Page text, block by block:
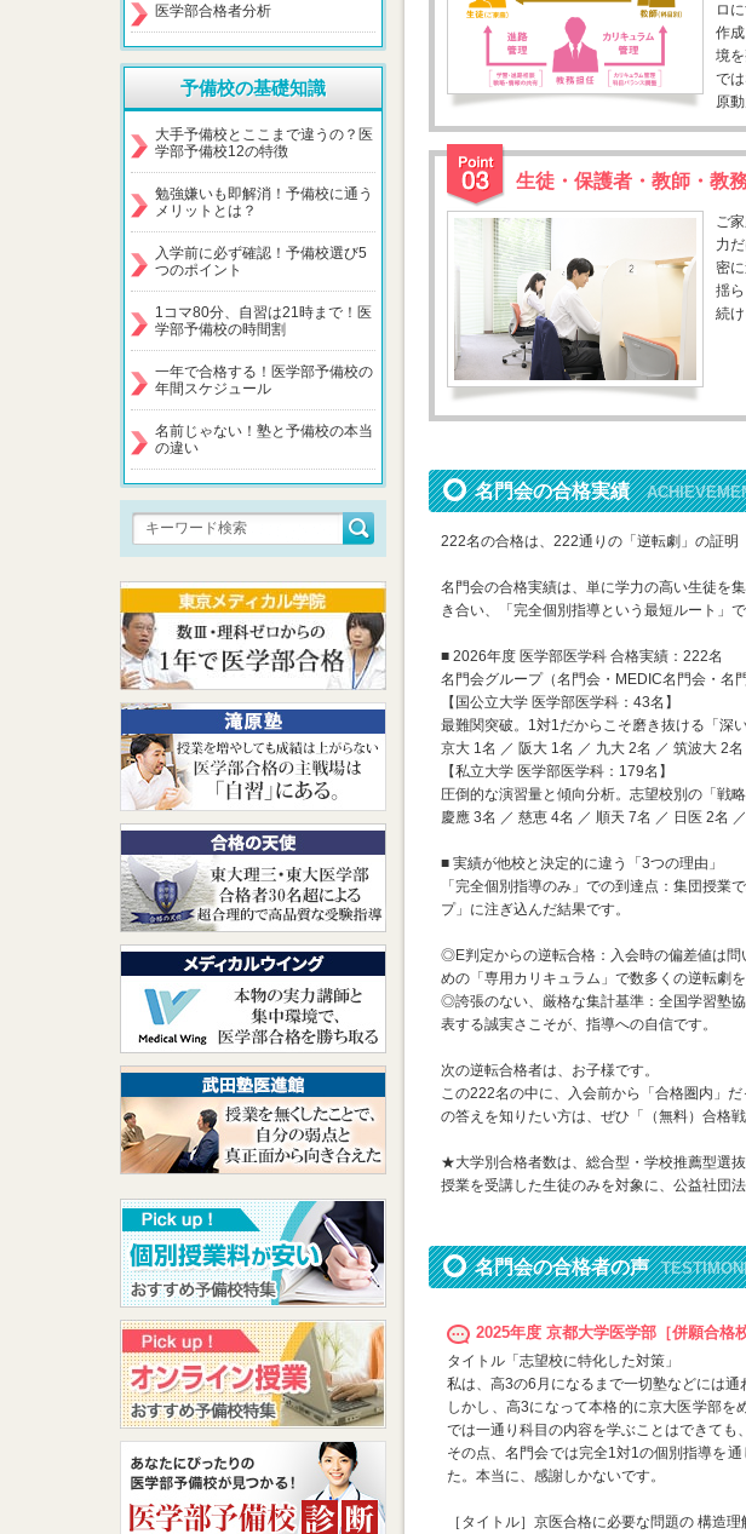
ロ
作
境
で
原動
生徒・保護者・教師・教
ご
力
密
揺
続
名門会の合格実績
222名の合格は、222通りの「逆転劇」の証明
名門会の合格実績は、単に学力の高い生徒を
き合い、「完全個別指導という最短ルート」
■ 2026年度 医学部医学科 合格実績：222名
名門会グループ（名門会・MEDIC名門会・名
【国公立大学 医学部医学科：43名】
最難関突破。1対1だからこそ磨き抜ける「深
京大 1名 ／ 阪大 1名 ／ 九大 2名 ／ 筑波大 2
【私立大学 医学部医学科：179名】
圧倒的な演習量と傾向分析。志望校別の「戦
慶應 3名 ／ 慈恵 4名 ／ 順天 7名 ／ 日医 2名
■ 実績が他校と決定的に違う「3つの理由」
「完全個別指導のみ」での到達点：集団授業
プ」に注ぎ込んだ結果です。
◎E判定からの逆転合格：入会時の偏差値は
めの「専用カリキュラム」で数多くの逆転劇を
◎誇張のない、厳格な集計基準：全国学習塾
表する誠実さこそが、指導への自信です。
次の逆転合格者は、お子様です。
この222名の中に、入会前から「合格圏内」
の答えを知りたい方は、ぜひ「（無料）合格
★大学別合格者数は、総合型・学校推薦型選
授業を受講した生徒のみを対象に、公益社団
名門会の合格者の声
2025年度 京都大学医学部［併願合格
タイトル「志望校に特化した対策」
私は、高3の6月になるまで一切塾などには通
しかし、高3になって本格的に京大医学部
では一通り科目の内容を学ぶことはできても
その点、名門会では完全1対1の個別指導を
た。本当に、感謝しかないです。
［タイトル］京医合格に必要な問題の 構造理
医学部合格者分析
予備校の基礎知識
大手予備校とここまで違うの？医
学部予備校12の特徴
勉強嫌いも即解消！予備校に通う
メリットとは？
入学前に必ず確認！予備校選び5
つのポイント
1コマ80分、自習は21時まで！医
学部予備校の時間割
一年で合格する！医学部予備校の
年間スケジュール
名前じゃない！塾と予備校の本当
の違い